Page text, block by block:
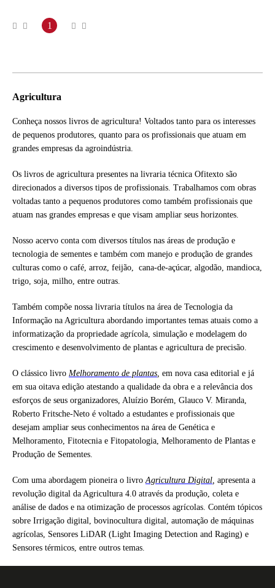
1
Agricultura
Conheça nossos livros de agricultura! Voltados tanto para os interesses
de pequenos produtores, quanto para os profissionais que atuam em
grandes empresas da agroindústria.
Os livros de agricultura presentes na livraria técnica Ofitexto são
direcionados a diversos tipos de profissionais. Trabalhamos com obras
voltadas tanto a pequenos produtores como também profissionais que
atuam nas grandes empresas e que visam ampliar seus horizontes.
Nosso acervo conta com diversos títulos nas áreas de produção e
tecnologia de sementes e também com manejo e produção de grandes
culturas como o café, arroz, feijão, cana-de-açúcar, algodão, mandioca,
trigo, soja, milho, entre outras.
Também compõe nossa livraria títulos na área de Tecnologia da
Informação na Agricultura abordando importantes temas atuais como a
informatização da propriedade agrícola, simulação e modelagem do
crescimento e desenvolvimento de plantas e agricultura de precisão.
O clássico livro Melhoramento de plantas, em nova casa editorial e já
em sua oitava edição atestando a qualidade da obra e a relevância dos
esforços de seus organizadores, Aluízio Borém, Glauco V. Miranda,
Roberto Fritsche-Neto é voltado a estudantes e profissionais que
desejam ampliar seus conhecimentos na área de Genética e
Melhoramento, Fitotecnia e Fitopatologia, Melhoramento de Plantas e
Produção de Sementes.
Com uma abordagem pioneira o livroAgricultura Digital, apresenta a
revolução digital da Agricultura 4.0 através da produção, coleta e
análise de dados e na otimização de processos agrícolas. Contém tópicos
sobre Irrigação digital, bovinocultura digital, automação de máquinas
agrícolas, Sensores LiDAR (Light Imaging Detection and Raging) e
Sensores térmicos, entre outros temas.